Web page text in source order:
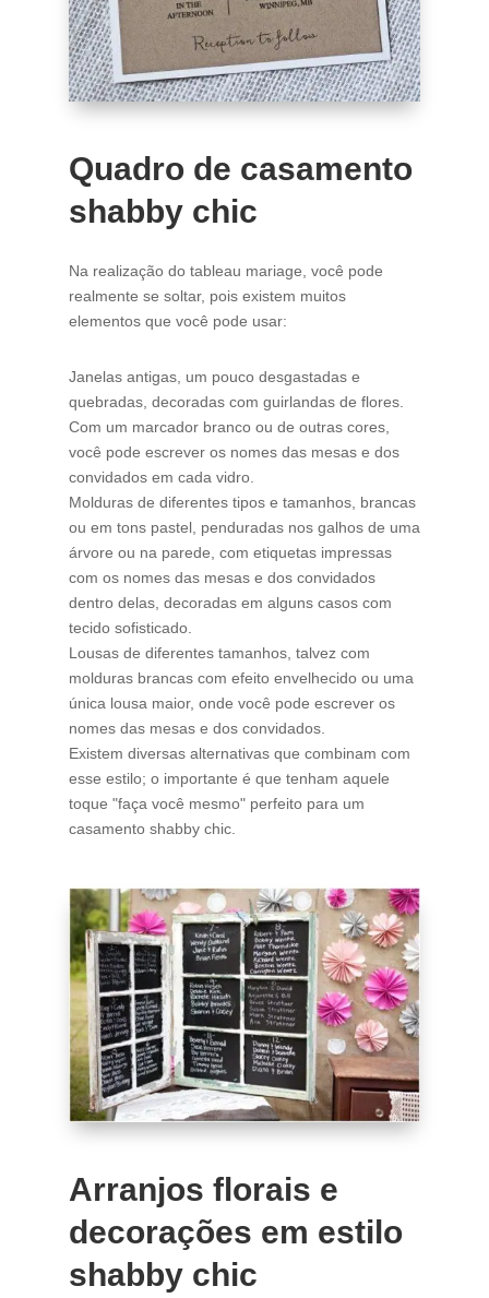
Quadro de casamento
shabby chic
Na realização do tableau mariage, você pode
realmente se soltar, pois existem muitos
elementos que você pode usar:
Janelas antigas, um pouco desgastadas e
quebradas, decoradas com guirlandas de flores.
Com um marcador branco ou de outras cores,
você pode escrever os nomes das mesas e dos
convidados em cada vidro.
Molduras de diferentes tipos e tamanhos, brancas
ou em tons pastel, penduradas nos galhos de uma
árvore ou na parede, com etiquetas impressas
com os nomes das mesas e dos convidados
dentro delas, decoradas em alguns casos com
tecido sofisticado.
Lousas de diferentes tamanhos, talvez com
molduras brancas com efeito envelhecido ou uma
única lousa maior, onde você pode escrever os
nomes das mesas e dos convidados.
Existem diversas alternativas que combinam com
esse estilo; o importante é que tenham aquele
toque "faça você mesmo" perfeito para um
casamento shabby chic.
Arranjos florais e
decorações em estilo
shabby chic